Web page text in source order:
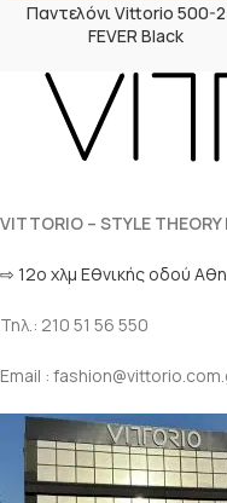
Παντελόνι Vittorio 500-
FEVER Black
VITTORIO – STYLE THEORY
⇨ 12ο χλμ Eθνικής οδού
Τηλ.: 210 51 56 550
Email :